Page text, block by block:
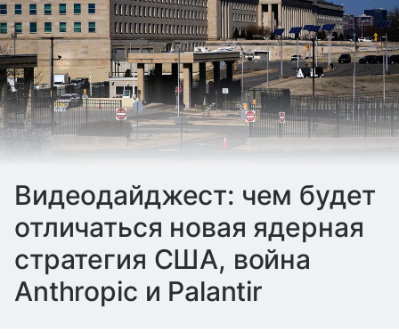
Видеодайджест: чем будет
отличаться новая ядерная
стратегия США, война
Anthropic и Palantir